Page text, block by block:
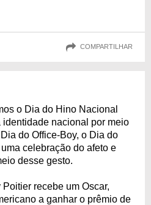
COMPARTILHAR
o Dia do Hino Nacional
nacional por meio
do Office-Boy, o Dia do
celebração do afeto e
desse gesto.
recebe um Oscar,
a ganhar o prêmio de